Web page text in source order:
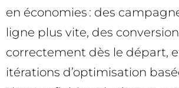
en économies : des
ligne plus vite, des
correctement dès le départ,
itérations d’optimisation